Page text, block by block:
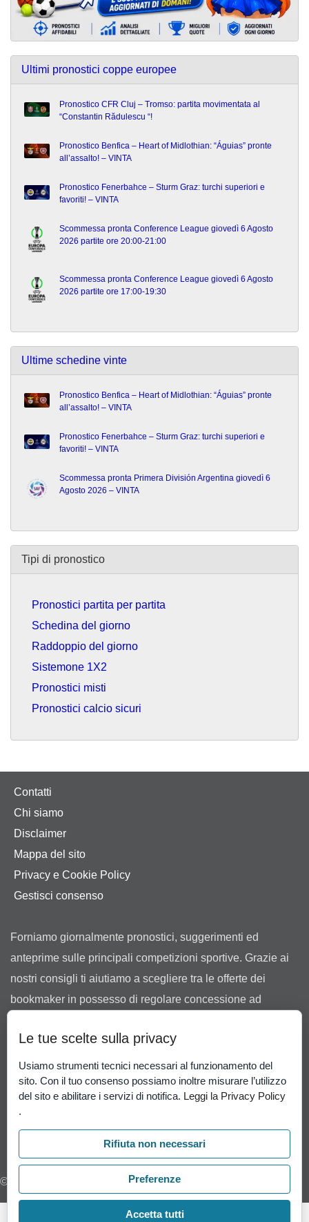
Ultimi pronostici coppe europee
Pronostico CFR Cluj – Tromso: partita movimentata al
“Constantin Rădulescu “!
Pronostico Benfica – Heart of Midlothian: “Águias” pronte
all’assalto! – VINTA
Pronostico Fenerbahce – Sturm Graz: turchi superiori e
favoriti! – VINTA
Scommessa pronta Conference League giovedì 6 Agosto
2026 partite ore 20:00-21:00
Scommessa pronta Conference League giovedì 6 Agosto
2026 partite ore 17:00-19:30
Ultime schedine vinte
Pronostico Benfica – Heart of Midlothian: “Águias” pronte
all’assalto! – VINTA
Pronostico Fenerbahce – Sturm Graz: turchi superiori e
favoriti! – VINTA
Scommessa pronta Primera División Argentina giovedì 6
Agosto 2026 – VINTA
Tipi di pronostico
Pronostici partita per partita
Schedina del giorno
Raddoppio del giorno
Sistemone 1X2
Pronostici misti
Pronostici calcio sicuri
Contatti
Chi siamo
Disclaimer
Mappa del sito
Privacy e Cookie Policy
Gestisci consenso
Forniamo giornalmente pronostici, suggerimenti ed
anteprime sulle principali competizioni sportive. Grazie ai
nostri consigli ti aiutiamo a scegliere tra le offerte dei
bookmaker in possesso di regolare concessione ad
Monopoli.
Il gioco può causare dipendenza patologica. Il gioco è
vietato ai minori di 18 anni.Gioco Responsabile-
Probabilità di vincita.
© 2026 I pronostici vincenti di Cassandra
Le tue scelte sulla privacy
Usiamo strumenti tecnici necessari al funzionamento del
sito. Con il tuo consenso possiamo inoltre misurare l’utilizzo
del sito e abilitare i servizi di notifica. Leggi la Privacy Policy
.
Rifiuta non necessari
Preferenze
Accetta tutti